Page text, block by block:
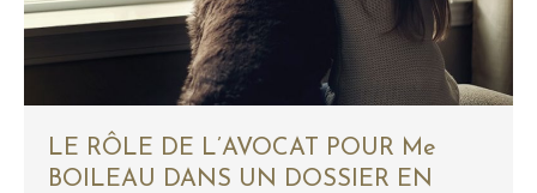
LE RÔLE DE L’AVOCAT POUR Me
BOILEAU DANS UN DOSSIER EN